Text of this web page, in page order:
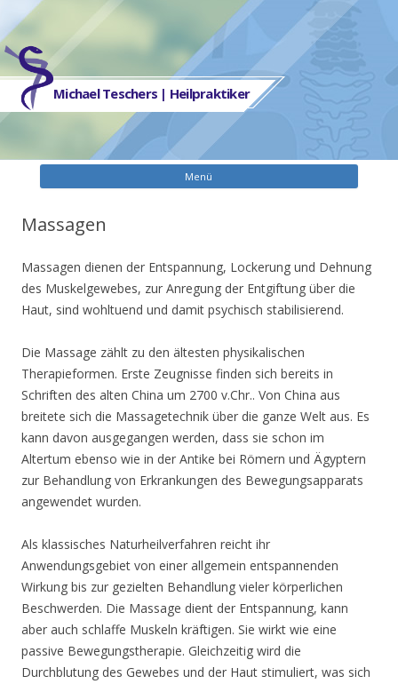
Michael Teschers | Heilpraktiker
Menü
Zum
Massagen
Massagen dienen der Entspannung, Lockerung und Dehnung
des Muskelgewebes, zur Anregung der Entgiftung über die
Haut, sind wohltuend und damit psychisch stabilisierend.
Die Massage zählt zu den ältesten physikalischen
Therapieformen. Erste Zeugnisse finden sich bereits in
Schriften des alten China um 2700 v.Chr.. Von China aus
breitete sich die Massagetechnik über die ganze Welt aus. Es
kann davon ausgegangen werden, dass sie schon im
Altertum ebenso wie in der Antike bei Römern und Ägyptern
zur Behandlung von Erkrankungen des Bewegungsapparats
angewendet wurden.
Als klassisches Naturheilverfahren reicht ihr
Anwendungsgebiet von einer allgemein entspannenden
Wirkung bis zur gezielten Behandlung vieler körperlichen
Beschwerden. Die Massage dient der Entspannung, kann
aber auch schlaffe Muskeln kräftigen. Sie wirkt wie eine
passive Bewegungstherapie. Gleichzeitig wird die
Durchblutung des Gewebes und der Haut stimuliert, was sich